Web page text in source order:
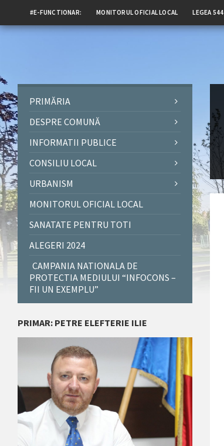
#E-FUNCTIONAR: MONITORUL OFICIAL LOCAL LEGEA 544
PRIMĂRIA
DESPRE COMUNĂ
INFORMATII PUBLICE
CONSILIU LOCAL
URBANISM
MONITORUL OFICIAL LOCAL
SANATATE PENTRU TOTI
ALEGERI 2024
CAMPANIA NATIONALA DE
PROTECTIA MEDIULUI “INFOCONS –
FII UN EXEMPLU”
PRIMAR: PETRE ELEFTERIE ILIE